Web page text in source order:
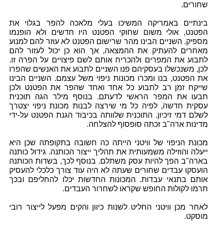
שחורים.
בינתיים באמריקה המשיכו בעלי מלאכה להפר בגלוי את
הפטנט, אולי משום שחוקי הפטנט היו חדשים ולא הופנמו
מספיק. השניים הבינו מהר שרישום הפטנט לא עוזר להם למנוע
מאחרים להעתיק את ההמצאה, אך הוא כן יכול לעזור להם
לתבוע את המפרים ולהכריח אותם לשם פיצויים על הפרה זו.
לכן, משנכשלו בעסקיהם פנו השניים לתבוע את האנשים שהפרו
את הפטנט, בנו ומכרו מכונות ניפוי משל עצמם. השניים הבינו
שייקח זמן רב לתבוע כל אחד ואחד שהפר את הפטנט ולכן
תבעו את המפר הראשי לדעתם. בנוסף מילר הגה תוכנית
עסקית חדשה, לפיה כל מי שירצה לבנות מכונת ניפוי יצטרך
לשלם דמי זיכיון. התוכנית שלוותה בכיבוד הגנת הפטנט על-ידי
מדינות ארה"ב זכתה סופסוף להצלחה.
מכונת הניפוי של וויטני הייתה כה חשובה בתקופתה שכן היא
ייעלה והוזילה משמעותית את תהליך ייצור הכותנה. גידול כותנה
בארה"ב הפך להיות עסק משתלם. בנוסף לכך, בשדות הכותנה
הועסקו עבדים שחורים שעתה לא היה עוד צורך כלכלי להעסיק
אותם בתנאי עבדות. המכונות החדשות יכלו להחליפם ובכך
תרמו לקולות החופש שקראו לשחרור העבדים.
לאחר מכן וויטני החליט לשנות כיוון והקים מפעל לייצור רובי
מוסקט.